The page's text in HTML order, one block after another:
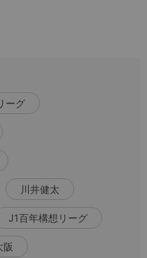
ーグ
川井健太
J1百年構想リーグ
阪